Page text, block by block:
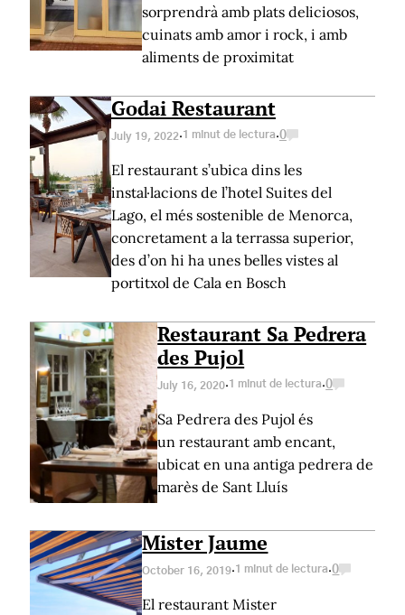
sorprendrà amb plats deliciosos,
cuinats amb amor i rock, i amb
aliments de proximitat
Godai Restaurant
July 19, 2022·1 minut de lectura·0
El restaurant s’ubica dins les
instal·lacions de l’hotel Suites del
Lago, el més sostenible de Menorca,
concretament a la terrassa superior,
des d’on hi ha unes belles vistes al
portitxol de Cala en Bosch
Restaurant Sa Pedrera
des Pujol
July 16, 2020·1 minut de lectura·0
Sa Pedrera des Pujol és
un restaurant amb encant,
ubicat en una antiga pedrera de
marès de Sant Lluís
Mister Jaume
October 16, 2019·1 minut de lectura·0
El restaurant Mister